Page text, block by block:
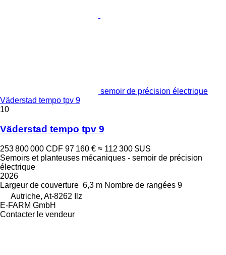
semoir de précision électrique
Väderstad tempo tpv 9
10
Väderstad tempo tpv 9
253 800 000 CDF 97 160 € ≈ 112 300 $US
Semoirs et planteuses mécaniques - semoir de précision
électrique
2026
Largeur de couverture 6,3 m Nombre de rangées 9
Autriche, At-8262 Ilz
E-FARM GmbH
Contacter le vendeur